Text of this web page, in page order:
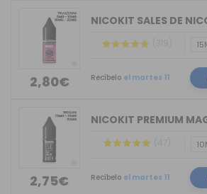
2,80€
(319)
Recíbelo el martes 11
2,75€
(47)
Recíbelo el martes 11